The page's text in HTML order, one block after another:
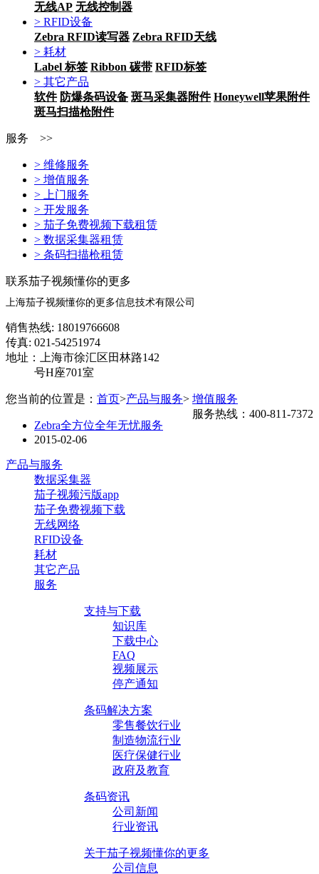
无线AP 无线控制器
> RFID设备
Zebra RFID读写器 Zebra RFID天线
> 耗材
Label 标签 Ribbon 碳带 RFID标签
> 其它产品
软件 防爆条码设备 斑马采集器附件 Honeywell苹果附件
斑马扫描枪附件
服务 >>
> 维修服务
> 增值服务
> 上门服务
> 开发服务
> 茄子免费视频下载租赁
> 数据采集器租赁
> 条码扫描枪租赁
联系茄子视频懂你的更多
上海茄子视频懂你的更多信息技术有限公司
销售热线: 18019766608
传真: 021-54251974
地址：上海市徐汇区田林路142
号H座701室
您当前的位置是： 首页>产品与服务> 增值服务
服务热线：400-811-7372
Zebra全方位全年无忧服务
2015-02-06
产品与服务
数据采集器
茄子视频污版app
茄子免费视频下载
无线网络
RFID设备
耗材
其它产品
服务
支持与下载
知识库
下载中心
FAQ
视频展示
停产通知
条码解决方案
零售餐饮行业
制造物流行业
医疗保健行业
政府及教育
条码资讯
公司新闻
行业资讯
关于茄子视频懂你的更多
公司信息